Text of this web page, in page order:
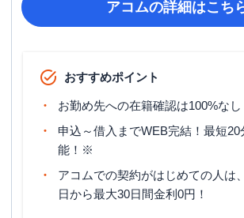
アコムの詳細はこち
おすすめポイント
お勤め先への在籍確認は100%なし
申込～借入までWEB完結！最短20
能！※
アコムでの契約がはじめての人は
日から最大30日間金利0円！